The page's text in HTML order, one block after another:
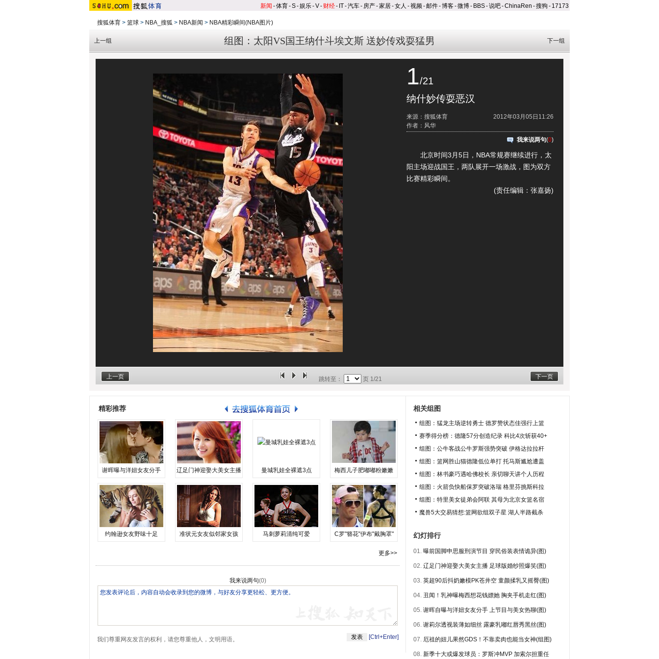
新闻 -体育-S-娱乐-V- 财经- IT-汽车- 房产-家居-女人 -视频-邮件-博客-微博- BBS-说吧-ChinaRen -搜狗 - 17173
搜狐体育 > 篮球 > NBA_搜狐 > NBA新闻 > NBA精彩瞬间(NBA图片)
组图：太阳VS国王纳什斗埃文斯 送妙传戏耍猛男
上一组 下一组
1/21
纳什妙传耍恶汉
2012年03月05日11:26
来源：搜狐体育
作者：风华
我来说两句(0)
北京时间3月5日，NBA常规赛继续进行，太
阳主场迎战国王，两队展开一场激战，图为双方
比赛精彩瞬间。
(责任编辑：张嘉扬)
上一页 下一页
跳转至： 页 1/21
精彩推荐
谢晖曝与洋妞女友分手 辽足门神迎娶大美女主播 曼城乳娃全裸遮3点 梅西儿子肥嘟嘟粉嫩嫩
约翰逊女友野味十足 准状元女友似邻家女孩 马刺萝莉清纯可爱 C罗"簪花"伊布"戴胸罩"
更多>>
我来说两句(0)
我们尊重网友发言的权利，请您尊重他人，文明用语。 [Ctrl+Enter]
相关组图
组图：猛龙主场逆转勇士 德罗赞状态佳强行上篮
赛季得分榜：德隆57分创造纪录 科比4次斩获40+
组图：公牛客战公牛罗斯强势突破 伊格达拉拉杆
组图：篮网胜山猫德隆低位单打 托马斯尴尬遭盖
组图：林书豪巧遇哈佛校长 亲切聊天讲个人历程
组图：火箭负快船保罗突破洛瑞 格里芬挑斯科拉
组图：特里美女徒弟会阿联 其母为北京女篮名宿
魔兽5大交易猜想:篮网欲组双子星 湖人半路截杀
幻灯排行
01. 曝前国脚申思服刑演节目 穿民俗装表情诡异(图)
02. 辽足门神迎娶大美女主播 足球版婚纱照爆笑(图)
03. 英超90后抖奶嫩模PK苍井空 童颜揉乳又摇臀(图)
04. 丑闻！乳神曝梅西想花钱嫖她 胸夹手机走红(图)
05. 谢晖自曝与洋妞女友分手 上节目与美女热聊(图)
06. 谢莉尔透视装薄如细丝 露豪乳嘟红唇秀黑丝(图)
07. 厄祖的妞儿果然GDS！不靠卖肉也能当女神(组图)
08. 新季十大或爆发球员：罗斯冲MVP 加索尔担重任